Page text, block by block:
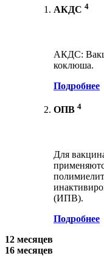
АКДС 4
АКДС:
коклюша.
Подробнее
ОПВ 4
Для
(ИПВ).
Подробнее
12 месяцев
16 месяцев